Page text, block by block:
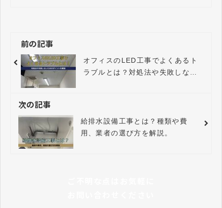
前の記事
オフィスのLED工事でよくあるト
ラブルとは？対処法や失敗しない
次の記事
給排水設備工事とは？種類や費
用、業者の選び方を解説。